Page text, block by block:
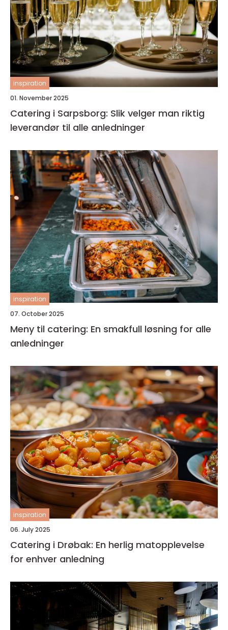
inspiration
01. November 2025
Catering i Sarpsborg: Slik velger man riktig
leverandør til alle anledninger
inspiration
07. October 2025
Meny til catering: En smakfull løsning for alle
anledninger
inspiration
06. July 2025
Catering i Drøbak: En herlig matopplevelse
for enhver anledning